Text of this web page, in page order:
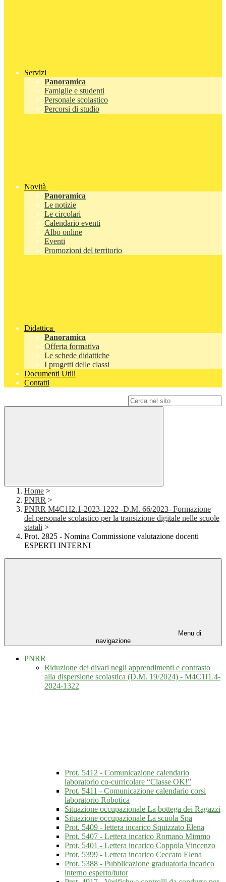
Servizi
Panoramica
Famiglie e studenti
Personale scolastico
Percorsi di studio
Novità
Panoramica
Le notizie
Le circolari
Calendario eventi
Albo online
Eventi
Promozioni del territorio
Didattica
Panoramica
Offerta formativa
Le schede didattiche
I progetti delle classi
Documenti Utili
Contatti
Home >
PNRR >
PNRR M4C1I2.1-2023-1222 -D.M. 66/2023- Formazione
del personale scolastico per la transizione digitale nelle scuole
statali >
Prot. 2825 - Nomina Commissione valutazione docenti
ESPERTI INTERNI
Menu di
navigazione
PNRR
Riduzione dei divari negli apprendimenti e contrasto
alla dispersione scolastica (D.M. 19/2024) - M4C1I1.4-
2024-1322
Prot. 5412 - Comunicazione calendario
laboratorio co-curricolare “Classe OK!”
Prot. 5411 - Comunicazione calendario corsi
laboratorio Robotica
Situazione occupazionale La bottega dei Ragazzi
Situazione occupazionale La scuola Spa
Prot. 5409 - lettera incarico Squizzato Elena
Prot. 5407 - Lettera incarico Romano Mimmo
Prot. 5401 - Lettera incarico Coppola Vincenzo
Prot. 5399 - Lettera incarico Ceccato Elena
Prot. 5388 - Pubblicazione graduatoria incarico
interno esperto/tutor